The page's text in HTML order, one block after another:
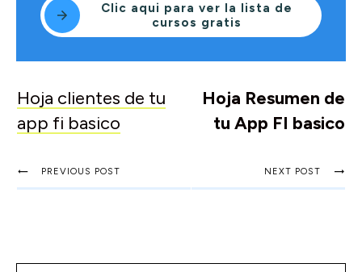
Clic aqui para ver la lista de
cursos gratis
Hoja clientes de tu
app fi basico
Hoja Resumen de
tu App FI basico
PREVIOUS POST NEXT POST